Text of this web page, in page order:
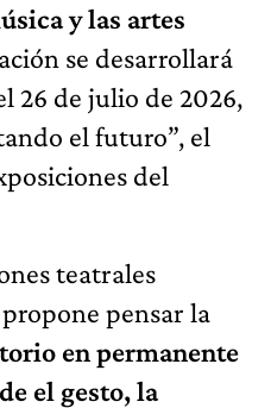
y las artes
se desarrollará
26 de julio de 2026,
el futuro”, el
del
teatrales
pensar la
en permanente
el gesto, la